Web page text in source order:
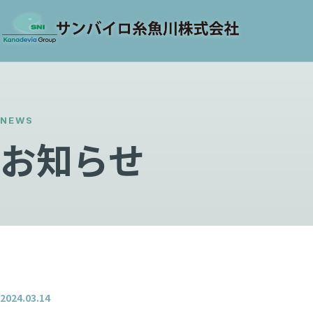
NEWS
お知らせ
2024.03.14